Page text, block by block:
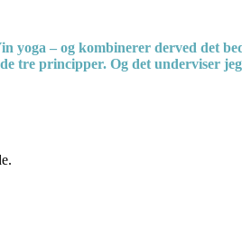
yoga – og kombinerer derved det
tre principper. Og det underviser